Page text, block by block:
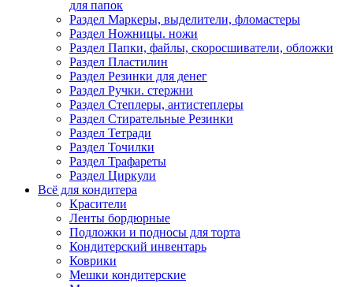
для папок
Раздел Маркеры, выделители, фломастеры
Раздел Ножницы. ножи
Раздел Папки, файлы, скоросшиватели, обложки
Раздел Пластилин
Раздел Резинки для денег
Раздел Ручки. стержни
Раздел Степлеры, антистеплеры
Раздел Стирательные Резинки
Раздел Тетради
Раздел Точилки
Раздел Трафареты
Раздел Циркули
Всё для кондитера
Красители
Ленты бордюрные
Подложки и подносы для торта
Кондитерский инвентарь
Коврики
Мешки кондитерские